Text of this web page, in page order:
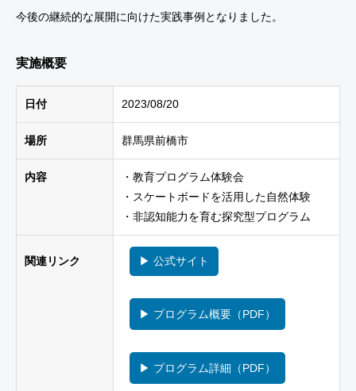
今後の継続的な展開に向けた実践事例となりました。
実施概要
日付 2023/08/20
場所 群馬県前橋市
内容
・教育プログラム体験会
・スケートボードを活用した自然体験
・非認知能力を育む探究型プログラム
関連リンク ▶ 公式サイト
▶ プログラム概要（PDF）
▶ プログラム詳細（PDF）